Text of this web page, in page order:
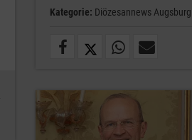
Kategorie: Diözesannews Augsburg